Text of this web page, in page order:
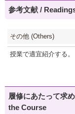
参考文献 /
その他 (Others)
授業で適宜紹介する。
履修にあたって求
the Course